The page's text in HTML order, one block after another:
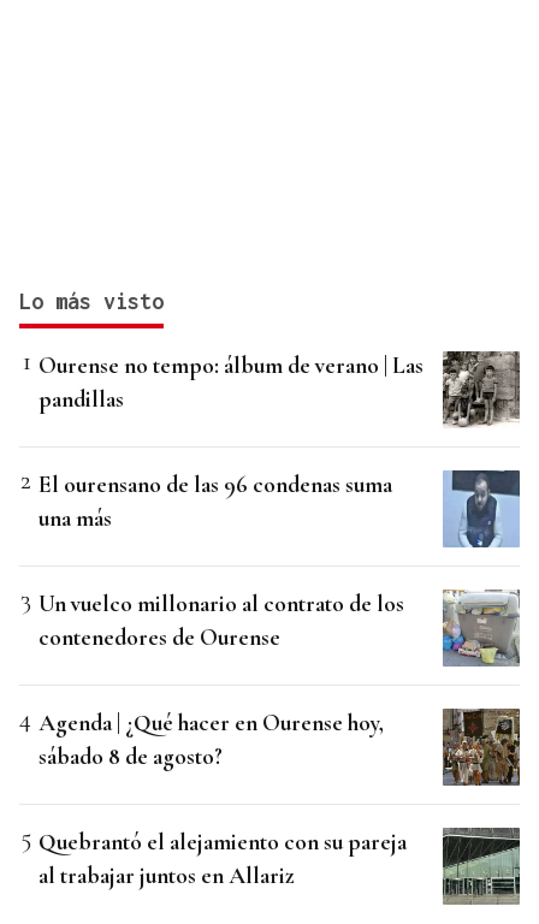
Lo más visto
Ourense no tempo: álbum de verano | Las
pandillas
El ourensano de las 96 condenas suma
una más
Un vuelco millonario al contrato de los
contenedores de Ourense
Agenda | ¿Qué hacer en Ourense hoy,
sábado 8 de agosto?
Quebrantó el alejamiento con su pareja
al trabajar juntos en Allariz